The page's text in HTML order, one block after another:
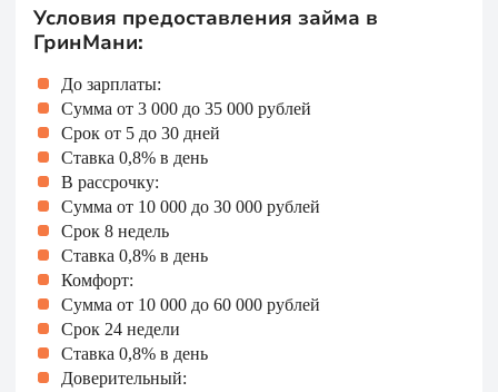
Условия предоставления займа в
ГринМани:
До зарплаты:
Сумма от 3 000 до 35 000 рублей
Срок от 5 до 30 дней
Ставка 0,8% в день
В рассрочку:
Сумма от 10 000 до 30 000 рублей
Срок 8 недель
Ставка 0,8% в день
Комфорт:
Сумма от 10 000 до 60 000 рублей
Срок 24 недели
Ставка 0,8% в день
Доверительный: